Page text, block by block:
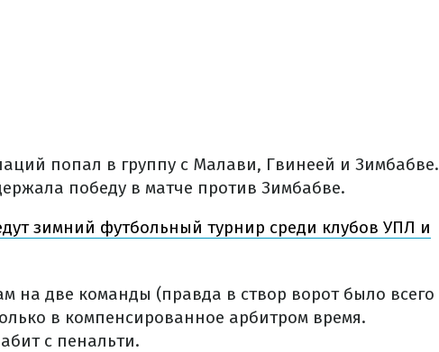
попал в группу с Малави, Гвинеей и Зимбабве.
победу в матче против Зимбабве.
зимний футбольный турнир среди клубов УПЛ и
на две команды (правда в створ ворот было всего
в компенсированное арбитром время.
с пенальти.